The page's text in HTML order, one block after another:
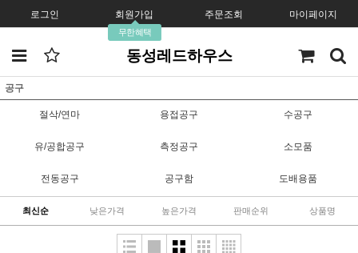
로그인 회원가입
무한혜택
주문조회 마이페이지
동성레드하우스
공구
절삭/연마 용접공구 수공구
유/공합공구 측정공구 소모품
전동공구 공구함 도배용품
최신순 낮은가격 높은가격 판매순위 상품명